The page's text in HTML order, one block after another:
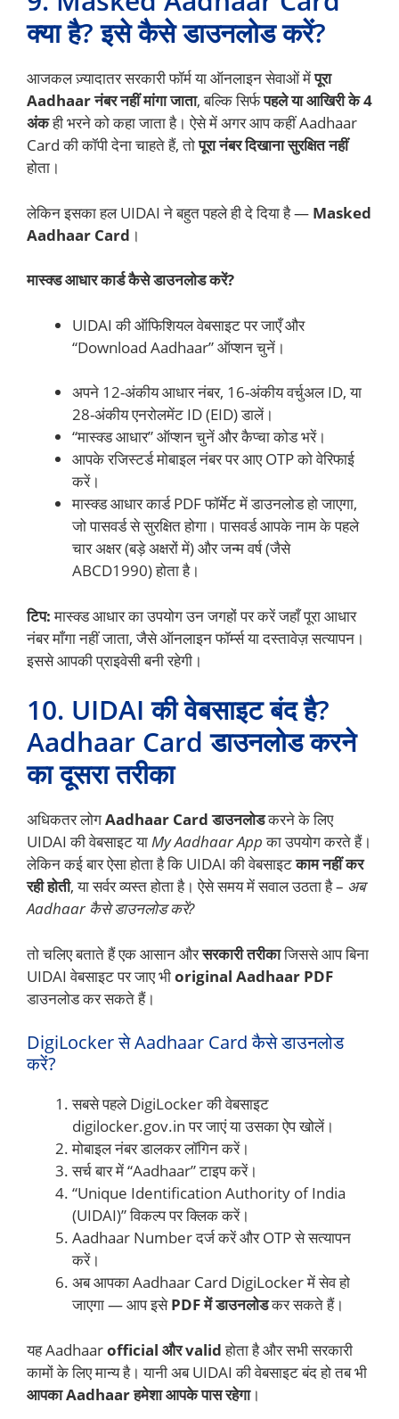
क्या है? इसे कैसे डाउनलोड करें?
आजकल ज़्यादातर सरकारी फॉर्म या ऑनलाइन सेवाओं मेंपूरा
Aadhaar नंबर नहीं मांगा जाता, बल्कि सिर्फपहले या आखिरी के 4
अंकही भरने को कहा जाता है। ऐसे में अगर आप कहीं Aadhaar
Card की कॉपी देना चाहते हैं, तोपूरा नंबर दिखाना सुरक्षित नहीं
होता।
लेकिन इसका हल UIDAI ने बहुत पहले ही दे दिया है — Masked
Aadhaar Card ।
मास्क्ड आधार कार्ड कैसे डाउनलोड करें?
UIDAI की ऑफिशियल वेबसाइट पर जाएँ और
“Download Aadhaar” ऑप्शन चुनें।
अपने 12-अंकीय आधार नंबर, 16-अंकीय वर्चुअल ID, या
28-अंकीय एनरोलमेंट ID (EID) डालें।
“मास्क्ड आधार” ऑप्शन चुनें और कैप्चा कोड भरें।
आपके रजिस्टर्ड मोबाइल नंबर पर आए OTP को वेरिफाई
करें।
मास्क्ड आधार कार्ड PDF फॉर्मेट में डाउनलोड हो जाएगा,
जो पासवर्ड से सुरक्षित होगा। पासवर्ड आपके नाम के पहले
चार अक्षर (बड़े अक्षरों में) और जन्म वर्ष (जैसे
ABCD1990) होता है।
टिप:मास्क्ड आधार का उपयोग उन जगहों पर करें जहाँ पूरा आधार
नंबर माँगा नहीं जाता, जैसे ऑनलाइन फॉर्म्स या दस्तावेज़ सत्यापन।
इससे आपकी प्राइवेसी बनी रहेगी।
10. UIDAI की वेबसाइट बंद है?
Aadhaar Card डाउनलोड करने
का दूसरा तरीका
अधिकतर लोगAadhaar Card डाउनलोडकरने के लिए
UIDAI की वेबसाइट याMy Aadhaar Appका उपयोग करते हैं।
लेकिन कई बार ऐसा होता है कि UIDAI की वेबसाइटकाम नहीं कर
रही होती, या सर्वर व्यस्त होता है। ऐसे समय में सवाल उठता है – अब
Aadhaar कैसे डाउनलोड करें?
तो चलिए बताते हैं एक आसान औरसरकारी तरीकाजिससे आप बिना
UIDAI वेबसाइट पर जाए भीoriginal Aadhaar PDF
डाउनलोड कर सकते हैं।
DigiLocker से Aadhaar Card कैसे डाउनलोड
करें?
सबसे पहले DigiLocker की वेबसाइट
digilocker.gov.in पर जाएं या उसका ऐप खोलें।
मोबाइल नंबर डालकर लॉगिन करें।
सर्च बार में “Aadhaar” टाइप करें।
“Unique Identification Authority of India
(UIDAI)” विकल्प पर क्लिक करें।
Aadhaar Number दर्ज करें और OTP से सत्यापन
करें।
अब आपका Aadhaar Card DigiLocker में सेव हो
जाएगा — आप इसेPDF में डाउनलोडकर सकते हैं।
यह Aadhaarofficial और validहोता है और सभी सरकारी
कामों के लिए मान्य है। यानी अब UIDAI की वेबसाइट बंद हो तब भी
आपका Aadhaar हमेशा आपके पास रहेगा।